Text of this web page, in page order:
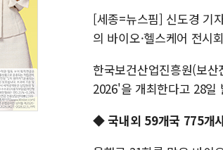
[세종=뉴스핌] 신도경 기
의 바이오·헬스케어 전시
한국보건산업진흥원(보
2026'을 개최한다고 28일
◆ 국내외 59개국 775개